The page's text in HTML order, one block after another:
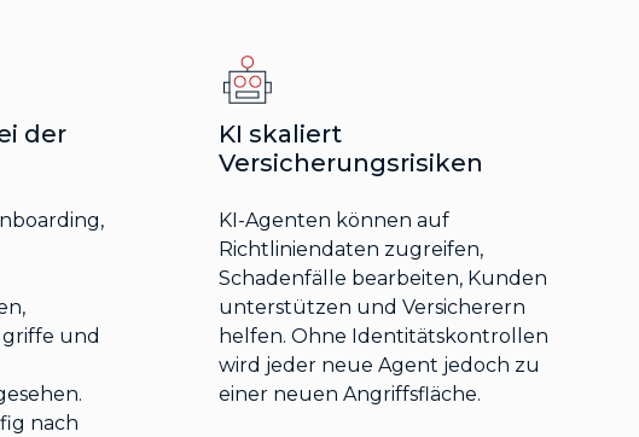
der
und
nach
KI skaliert
Versicherungsrisiken
KI-Agenten können auf
Richtliniendaten zugreifen,
Schadenfälle bearbeiten, Kunden
unterstützen und Versicherern
helfen. Ohne Identitätskontrollen
wird jeder neue Agent jedoch zu
einer neuen Angriffsfläche.